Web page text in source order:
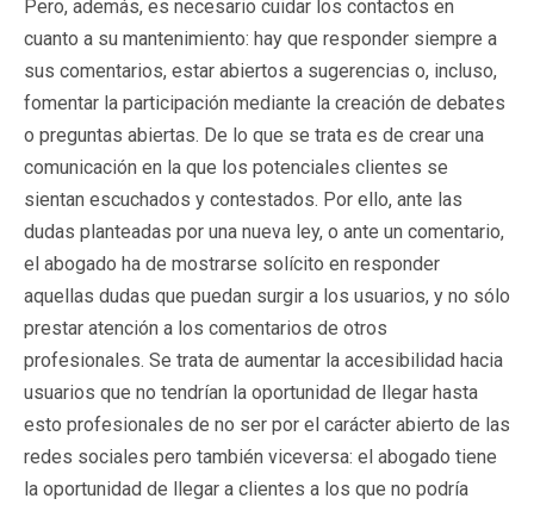
Pero, además, es necesario cuidar los contactos en
cuanto a su mantenimiento: hay que responder siempre a
sus comentarios, estar abiertos a sugerencias o, incluso,
fomentar la participación mediante la creación de debates
o preguntas abiertas. De lo que se trata es de crear una
comunicación en la que los potenciales clientes se
sientan escuchados y contestados. Por ello, ante las
dudas planteadas por una nueva ley, o ante un comentario,
el abogado ha de mostrarse solícito en responder
aquellas dudas que puedan surgir a los usuarios, y no sólo
prestar atención a los comentarios de otros
profesionales. Se trata de aumentar la accesibilidad hacia
usuarios que no tendrían la oportunidad de llegar hasta
esto profesionales de no ser por el carácter abierto de las
redes sociales pero también viceversa: el abogado tiene
la oportunidad de llegar a clientes a los que no podría